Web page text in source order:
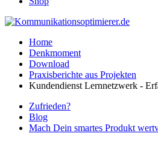
Home
Denkmoment
Download
Praxisberichte aus Projekten
Kundendienst Lernnetzwerk -
Zufrieden?
Blog
Mach Dein smartes Produkt